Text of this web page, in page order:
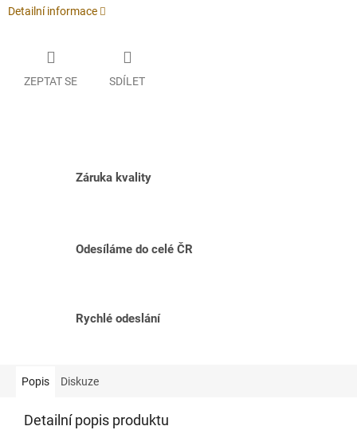
Detailní informace
ZEPTAT SE SDÍLET
Záruka kvality
Odesíláme do celé ČR
Rychlé odeslání
Popis Diskuze
Detailní popis produktu